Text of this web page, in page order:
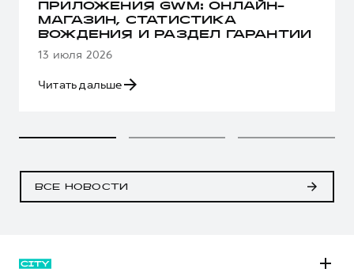
ПРИЛОЖЕНИЯ GWM: ОНЛАЙН-
МАГАЗИН, СТАТИСТИКА
ВОЖДЕНИЯ И РАЗДЕЛ ГАРАНТИИ
13 июля 2026
Читать дальше
ВСЕ НОВОСТИ